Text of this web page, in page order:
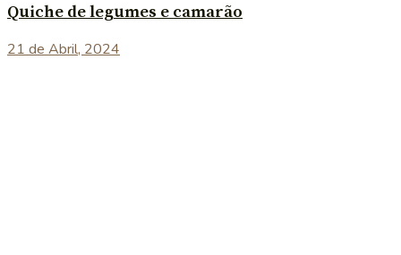
Quiche de legumes e camarão
21 de Abril, 2024